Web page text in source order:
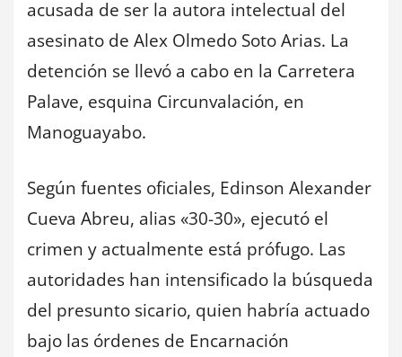
acusada de ser la autora intelectual del
asesinato de Alex Olmedo Soto Arias. La
detención se llevó a cabo en la Carretera
Palave, esquina Circunvalación, en
Manoguayabo.
Según fuentes oficiales, Edinson Alexander
Cueva Abreu, alias «30-30», ejecutó el
crimen y actualmente está prófugo. Las
autoridades han intensificado la búsqueda
del presunto sicario, quien habría actuado
bajo las órdenes de Encarnación